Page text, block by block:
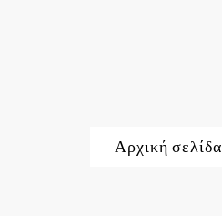
Αρχική σελίδα